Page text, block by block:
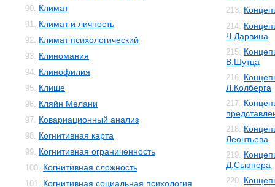
90. Климат
91. Климат и личность
92. Климат психологический
93. Клиномания
94. Клинофилия
95. Клише
96. Кляйн Мелани
97. Ковариационный анализ
98. Когнитивная карта
99. Когнитивная ограниченность
100. Когнитивная сложность
101. Когнитивная социальная психология
213.
214.
Ч.Дарвина
215.
В.Шутца
216.
Л.Колберга
217.
218.
Леонтьева
219.
Д.Сьюпера
220.